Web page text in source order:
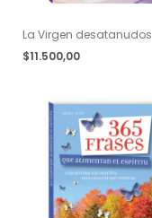
La Virgen desatanudos
$11.500,00